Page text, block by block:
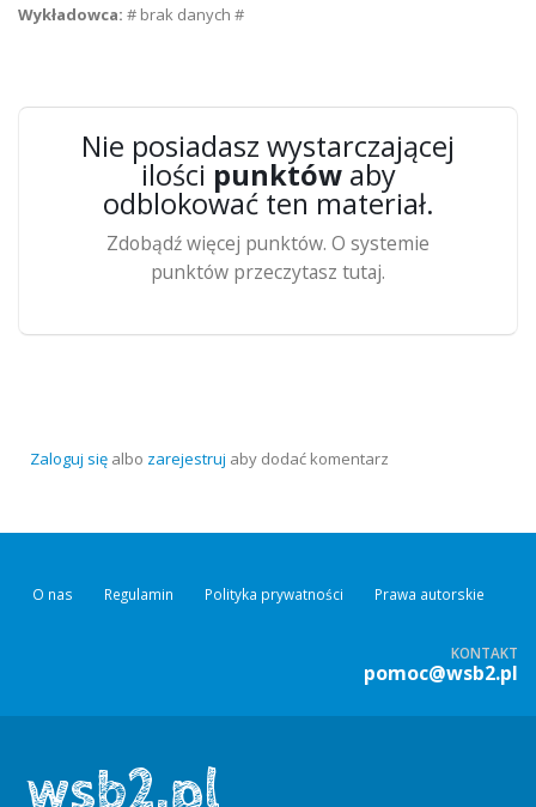
Wykładowca: # brak danych #
Nie posiadasz wystarczającej
ilości punktówaby
odblokować ten materiał.
Zdobądź więcej punktów. O systemie
punktów przeczytasz tutaj.
Zaloguj się albo zarejestruj aby dodać komentarz
O nas Regulamin Polityka prywatności Prawa autorskie
KONTAKT
pomoc@wsb2.pl